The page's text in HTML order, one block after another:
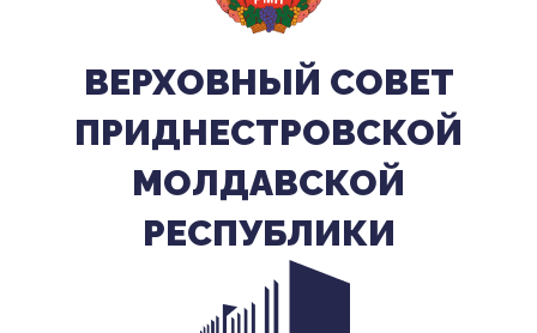
ВЕРХОВНЫЙ CОВЕТ
ПРИДНЕСТРОВСКОЙ
МОЛДАВСКОЙ
РЕСПУБЛИКИ